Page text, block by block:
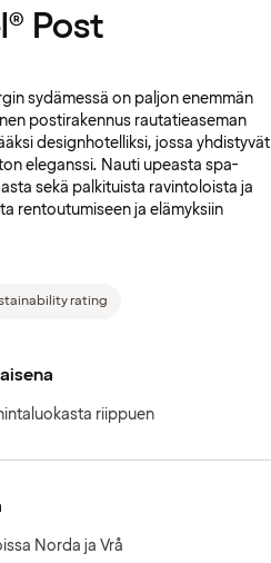
Post
sydämessä on paljon enemmän
postirakennus rautatieaseman
designhotelliksi, jossa yhdistyvät
eleganssi. Nauti upeasta spa-
sekä palkituista ravintoloista ja
rentoutumiseen ja elämyksiin
rating
riippuen
Norda ja Vrå